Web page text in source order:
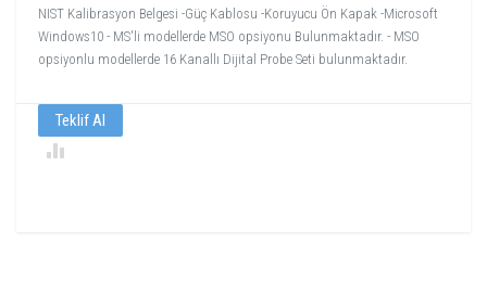
NIST Kalibrasyon Belgesi -Güç Kablosu -Koruyucu Ön Kapak -Microsoft
Windows10 - MS'li modellerde MSO opsiyonu Bulunmaktadır. - MSO
opsiyonlu modellerde 16 Kanallı Dijital Probe Seti bulunmaktadır.
Teklif Al